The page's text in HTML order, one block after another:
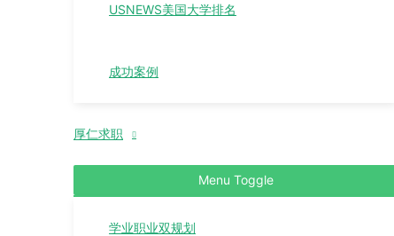
USNEWS美国大学排名
成功案例
厚仁求职
Menu Toggle
学业职业双规划